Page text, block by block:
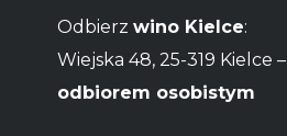
Odbierz wino Kielce:
Wiejska 48, 25-319 Kielce –
odbiorem osobistym